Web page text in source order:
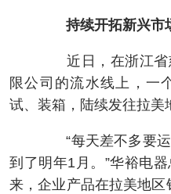
持续开拓新兴市场
近日，在浙江省慈
限公司的流水线上，一
试、装箱，陆续发往拉美
“每天差不多要运出
到了明年1月。”华裕电
来，企业产品在拉美地